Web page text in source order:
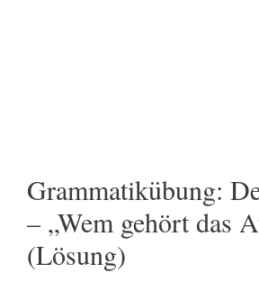
Grammatikübung:
– „Wem gehört das
(Lösung)